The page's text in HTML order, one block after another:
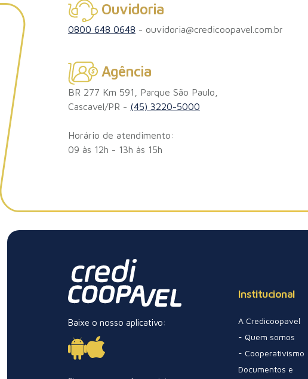
Ouvidoria
0800 648 0648 - ouvidoria@credicoopavel.com.br
Agência
BR 277 Km 591, Parque São Paulo,
Cascavel/PR - (45) 3220-5000
Horário de atendimento:
09 às 12h - 13h às 15h
Baixe o nosso aplicativo:
Institucional
A Credicoopavel
- Quem somos
- Cooperativismo
Documentos e